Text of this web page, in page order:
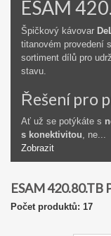
ESAM
Špičkový kávovar
titanovém provedení
sortiment dílů pro
stavu.
Řešení pro
Ať už se potýkáte s
s konektivitou, ne...
Zobrazit
ESAM 420.80.TB
Počet produktů: 17